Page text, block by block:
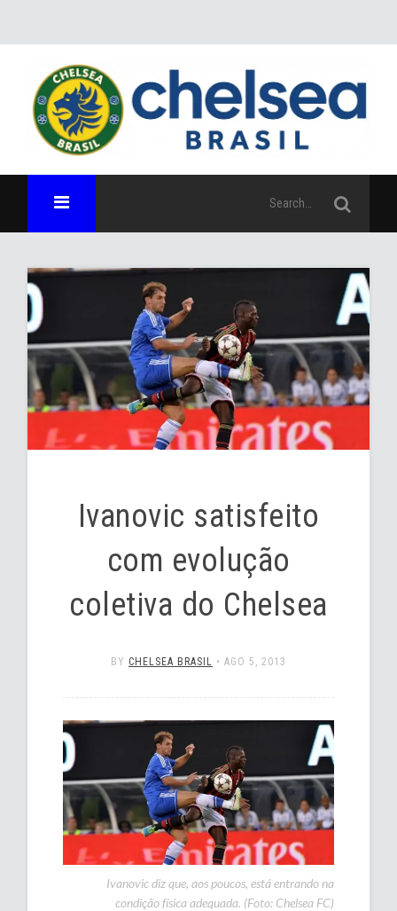
Ivanovic satisfeito
com evolução
coletiva do Chelsea
BY CHELSEA BRASIL • AGO 5, 2013
Ivanovic diz que, aos poucos, está entrando na
condição física adequada. (Foto: Chelsea FC)